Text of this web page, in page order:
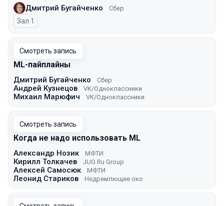
Дмитрий Бугайченко Сбер
Зал 1
Смотреть запись
ML-пайплайны
Дмитрий Бугайченко Сбер
Андрей Кузнецов VK/Одноклассники
Михаил Марюфич VK/Одноклассники
Смотреть запись
Когда не надо использовать ML
Александр Нозик МФТИ
Кирилл Толкачев JUG Ru Group
Алексей Самосюк МФТИ
Леонид Стариков Недремлющее око